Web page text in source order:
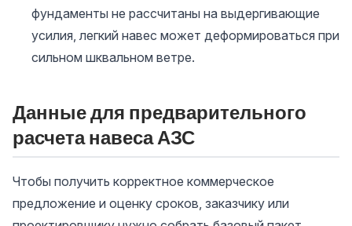
фундаменты не рассчитаны на выдергивающие
усилия, легкий навес может деформироваться при
сильном шквальном ветре.
Данные для предварительного
расчета навеса АЗС
Чтобы получить корректное коммерческое
предложение и оценку сроков, заказчику или